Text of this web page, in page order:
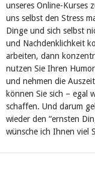
unseres Online-Kurses
uns selbst den Stress
Dinge und sich selbst
und Nachdenklichkeit
arbeiten, dann
nutzen Sie Ihren
und nehmen die
können Sie sich – egal
schaffen. Und darum
wieder den “ernsten
wünsche ich Ihnen viel